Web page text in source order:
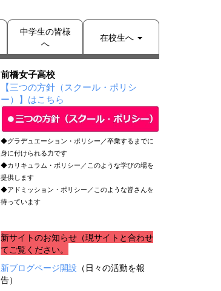
中学生の皆様
へ
在校生へ
前橋女子高校
【三つの方針（スクール・ポリシ
ー）】はこちら
◆グラデュエーション・ポリシー／卒業するまでに
身に付けられる力です
◆カリキュラム・ポリシー／このような学びの場を
提供します
◆アドミッション・ポリシー／このような皆さんを
待っています
新サイトのお知らせ（現サイトと合わせ
てご覧ください。
新ブログページ開設 （日々の活動を報
告）